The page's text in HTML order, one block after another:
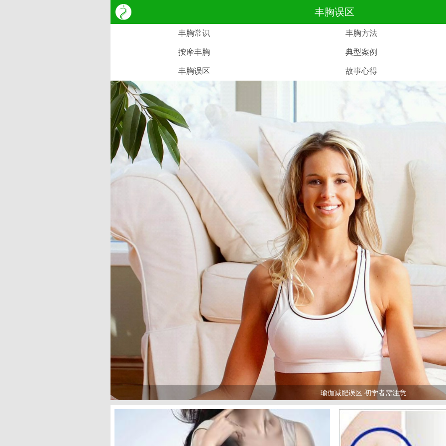
丰胸误区
丰胸常识 丰胸方法
按摩丰胸 典型案例
丰胸误区 故事心得
瑜伽减肥误区 初学者需注意
>